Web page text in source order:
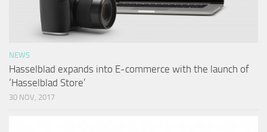
NEWS
Hasselblad expands into E-commerce with the launch of
‘Hasselblad Store’
30 NOV, 2017